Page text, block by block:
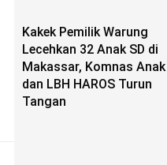
Kakek Pemilik Warung
Lecehkan 32 Anak SD di
Makassar, Komnas Anak
dan LBH HAROS Turun
Tangan